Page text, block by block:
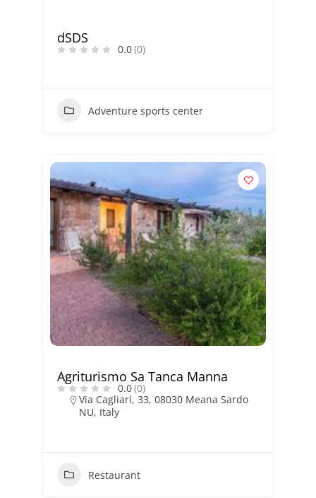
dSDS
0.0(0)
Adventure sports center
Agriturismo Sa Tanca Manna
0.0(0)
Via Cagliari, 33, 08030 Meana Sardo
NU, Italy
Restaurant